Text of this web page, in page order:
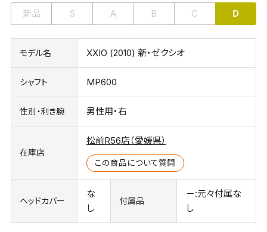
新品 S A B C D
モデル名 XXIO (2010) 新・ゼクシオ
シャフト MP600
性別・利き腕 男性用・右
在庫店
松前R56店（愛媛県）
この商品について質問
ヘッドカバー
な
し
付属品
－:元々付属な
し